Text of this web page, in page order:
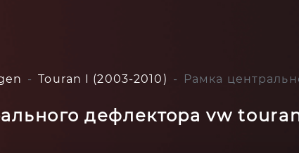
Touran I (2003-2010) Рамка
дефлектора vw